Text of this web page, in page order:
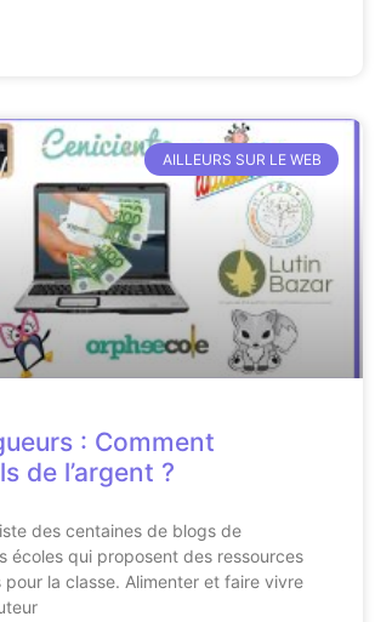
AILLEURS SUR LE WEB
: Comment
de l’argent ?
des centaines de blogs de
écoles qui proposent des ressources
pour la classe. Alimenter et faire vivre